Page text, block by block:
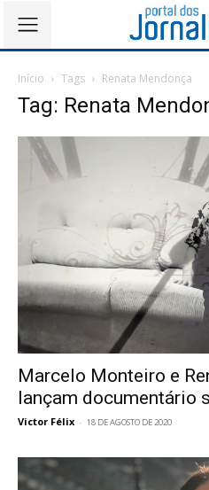
Início Tags Renata Mendonça
Tag: Renata
Marcelo Monteiro e
lançam documentário
Victor Félix - 18 DE AGOSTO DE 2020